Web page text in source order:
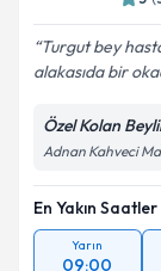
Turgut bey
alakasıda bir
Özel Kolan
Adnan Kahveci
En Yakın Saatler
Yarın
09:00